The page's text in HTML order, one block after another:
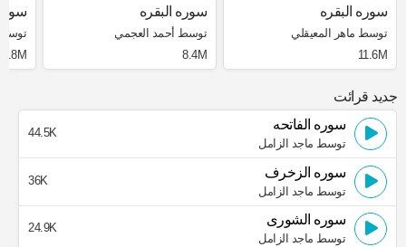
سوره البقره
توسط ماهر المعيقلي
11.6M
سوره البقره
توسط أحمد العجمي
8.4M
3.8M
جدید قرائت
سوره الفاتحه
توسط ماجد الزامل
44.5K
سوره الزخرف
توسط ماجد الزامل
36K
سوره الشورى
توسط ماجد الزامل
24.9K